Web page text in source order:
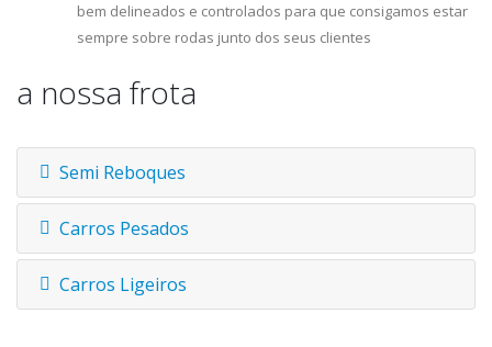
bem delineados e controlados para que consigamos estar
sempre sobre rodas junto dos seus clientes
a nossa frota
Semi Reboques
Carros Pesados
Carros Ligeiros